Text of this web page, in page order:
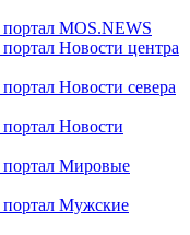
MOS.NEWS
Новости центра
Новости севера
Новости
Мировые
Мужские